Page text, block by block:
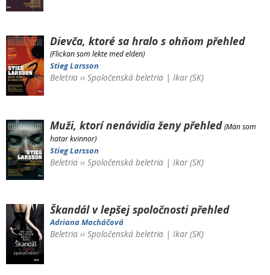
Dievča, ktoré sa hralo s ohňom přehled
(Flickan som lekte med elden)
Stieg Larsson
Beletria›› Spoločenská beletria| Ikar (SK)
Muži, ktorí nenávidia ženypřehled (Män som
hatar kvinnor)
Stieg Larsson
Beletria›› Spoločenská beletria| Ikar (SK)
Škandál v lepšej spoločnostipřehled
Adriana Macháčová
Beletria›› Spoločenská beletria| Ikar (SK)